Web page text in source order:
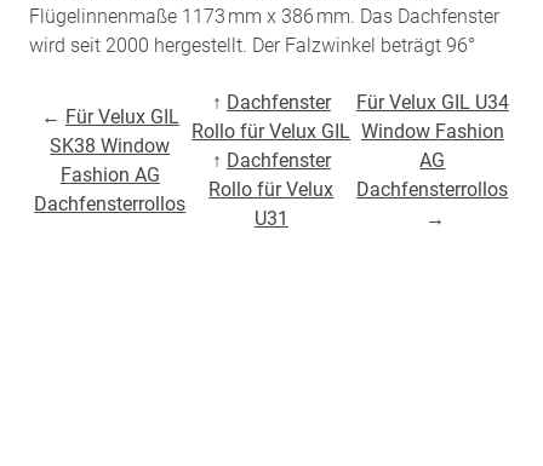
Flügelinnenmaße 1173 mm x 386 mm. Das Dachfenster
wird seit 2000 hergestellt. Der Falzwinkel beträgt 96°
← Für Velux GIL
SK38 Window
Fashion AG
Dachfensterrollos
↑ Dachfenster
Rollo für Velux GIL
↑ Dachfenster
Rollo für Velux
U31
Für Velux GIL U34
Window Fashion
AG
Dachfensterrollos
→